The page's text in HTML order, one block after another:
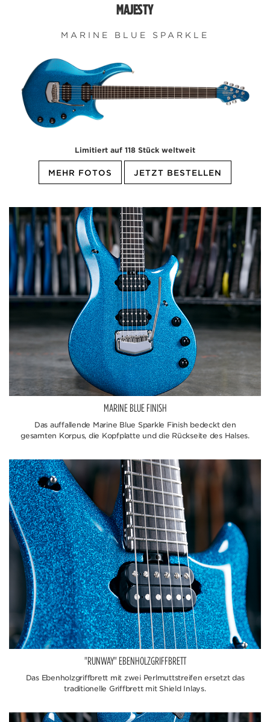
MAJESTY
MARINE BLUE SPARKLE
Limitiert auf 118 Stück weltweit
MEHR FOTOS JETZT BESTELLEN
MARINE BLUE FINISH
Das auffallende Marine Blue Sparkle Finish bedeckt den
gesamten Korpus, die Kopfplatte und die Rückseite des Halses.
"RUNWAY" EBENHOLZGRIFFBRETT
Das Ebenholzgriffbrett mit zwei Perlmuttstreifen ersetzt das
traditionelle Griffbrett mit Shield Inlays.